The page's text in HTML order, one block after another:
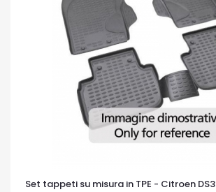
Set tappeti su misura in TPE - Citroen DS3